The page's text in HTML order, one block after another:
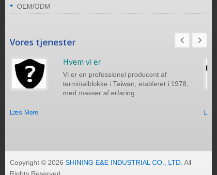
OEM/ODM
Vores tjenester
Hvem vi er
Vi er en professionel producent af
terminalblokke i Taiwan, etableret i 1978,
med masser af erfaring.
Læs Mere Læs
Copyright © 2026 SHINING E&E INDUSTRIAL CO., LTD. All